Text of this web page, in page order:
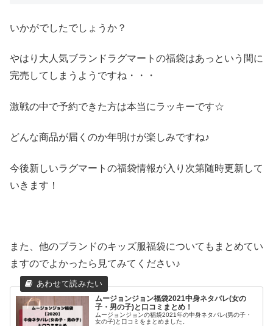
いかがでしたでしょうか？
やはり大人気ブランドラグマートの福袋はあっという間に
完売してしまうようですね・・・
激戦の中で予約できた方は本当にラッキーです☆
どんな商品が届くのか年明けが楽しみですね♪
今後新しいラグマートの福袋情報が入り次第随時更新して
いきます！
また、他のブランドのキッズ服福袋についてもまとめてい
ますのでよかったら見てみてください♪
ムージョンジョン福袋2021中身ネタバレ(女の
子・男の子)と口コミまとめ！
ムージョンジョンの福袋2021年の中身ネタバレ(男の子・
女の子)と口コミをまとめました。